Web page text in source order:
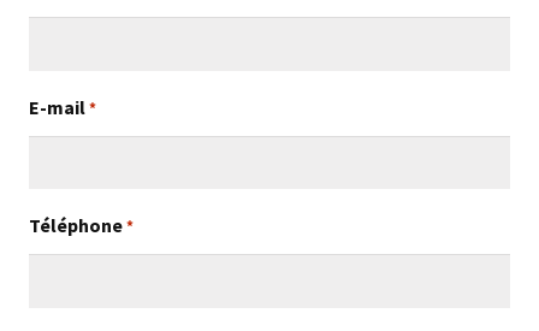
E-mail*
Téléphone*